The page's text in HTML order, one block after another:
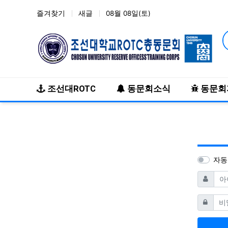
즐겨찾기 새글 08월 08일(토)
메인 메뉴
조선대ROTC 동문회소식 동문
자
아이디 필
비밀번호